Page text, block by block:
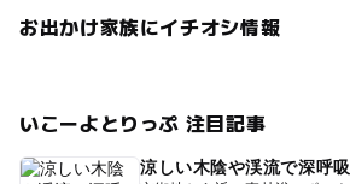
お出かけ家族にイチオシ情報
いこーよとりっぷ 注目記事
涼しい木陰や渓流で深呼吸